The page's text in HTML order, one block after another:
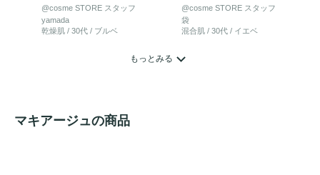
ィックスキンセン…
@cosme STORE スタッフ
yamada
乾燥肌 / 30代 / ブルベ
が目立たない極上つるん肌に♪…
@cosme STORE スタッフ
袋
混合肌 / 30代 / イエベ
もっとみる
マキアージュの商品